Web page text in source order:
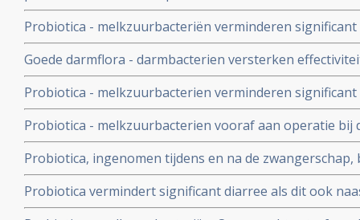
minder infecties, versnelt herstel ontlasting en
placebo
Probiotica - melkzuurbacteriën verminderen
chemo met irinitocan bij darmkankerpatienten.
Ernstige diarree: 17,4 vs nul procent
Goede darmflora - darmbacterien versterken
immuunstimulatie - aanmaak extra T- killercellen - in
Probiotica - melkzuurbacterien verminderen
operatie en zorgen voor sneller herstel en korter
Probiotica - melkzuurbacterien vooraf aan operatie
een groot deel de kans op infecties ten gevolge van
Probiotica, ingenomen tijdens en na de
kinderen tegen erfelijke allergien, maar niet tegen
Probiotica vermindert significant diarree als dit ook
bij diarree veroorzaakt door de bacterie: C. Difficile